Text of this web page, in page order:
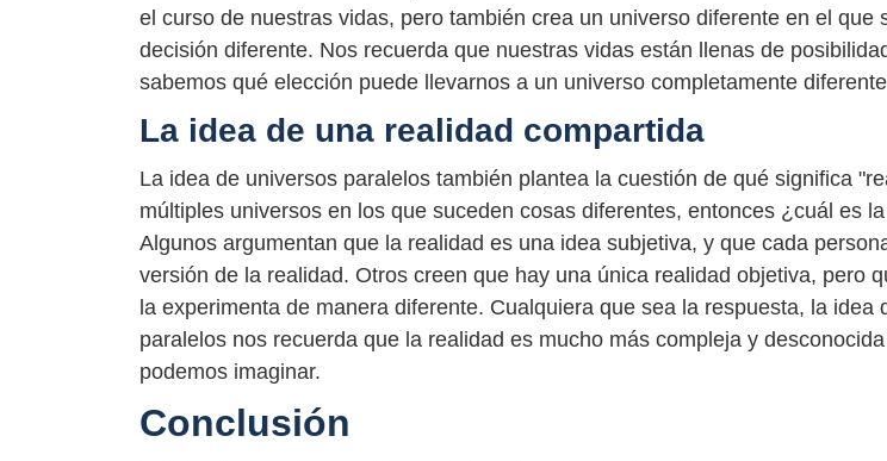
el curso de nuestras vidas, pero también crea un universo diferente en el que
decisión diferente. Nos recuerda que nuestras vidas están llenas de
sabemos qué elección puede llevarnos a un universo completamente
La idea de una realidad compartida
La idea de universos paralelos también plantea la cuestión de qué significa
múltiples universos en los que suceden cosas diferentes, entonces ¿cuál es
Algunos argumentan que la realidad es una idea subjetiva, y que cada
versión de la realidad. Otros creen que hay una única realidad objetiva, pero
la experimenta de manera diferente. Cualquiera que sea la respuesta, la idea
paralelos nos recuerda que la realidad es mucho más compleja y
podemos imaginar.
Conclusión